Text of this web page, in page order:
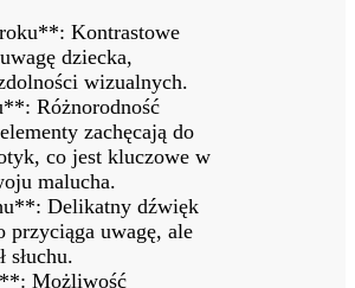
Kontrastowe
dziecka,
wizualnych.
Różnorodność
zachęcają do
co jest kluczowe w
malucha.
Delikatny dźwięk
przyciąga uwagę, ale
słuchu.
Możliwość